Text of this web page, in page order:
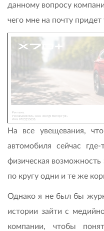
данному вопросу
чего мне на почту
На все увещевания,
автомобиля сейчас
физическая возможность
по кругу одни и те же
Однако я не был бы
истории зайти с
компании, чтобы